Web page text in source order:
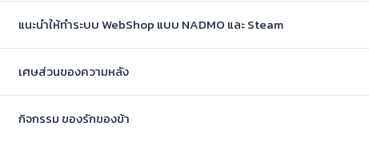
แนะนำให้ทำระบบ WebShop แบบ NADMO และ Steam
เศษส่วนของความหลัง
กิจกรรม ของรักของข้า